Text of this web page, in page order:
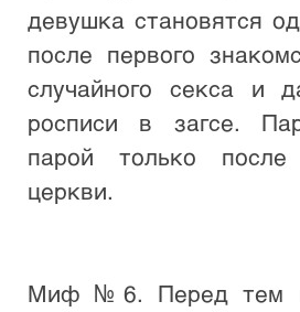
девушка становятся
после первого
случайного секса и
росписи в загсе.
парой только
церкви.
Миф №6. Перед тем